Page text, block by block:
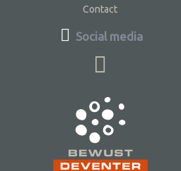
Contact
Social media